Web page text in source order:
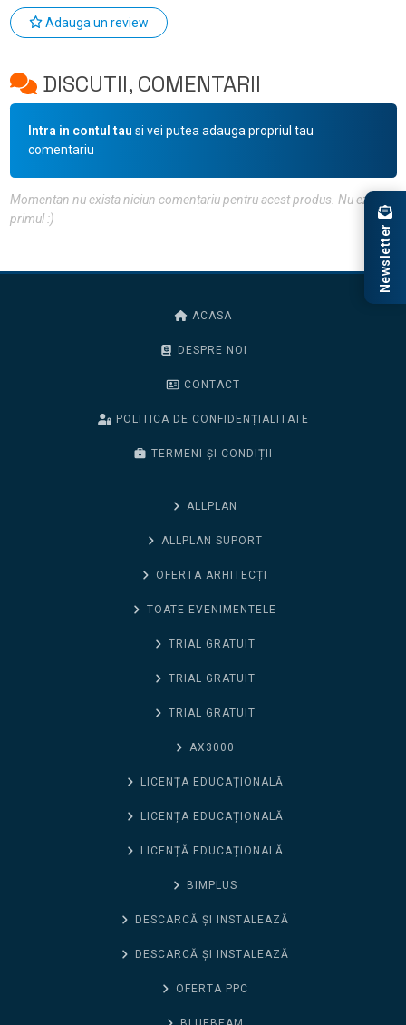
Adauga un review
DISCUTII, COMENTARII
Intra in contul tau si vei putea adauga propriul tau
comentariu
Momentan nu exista niciun comentariu pentru acest produs. Nu ezita, fii
primul :)
ACASA
DESPRE NOI
CONTACT
POLITICA DE CONFIDENȚIALITATE
TERMENI ȘI CONDIȚII
ALLPLAN
ALLPLAN SUPORT
OFERTA ARHITECȚI
TOATE EVENIMENTELE
TRIAL GRATUIT
TRIAL GRATUIT
TRIAL GRATUIT
AX3000
LICENȚA EDUCAȚIONALĂ
LICENȚA EDUCAȚIONALĂ
LICENȚĂ EDUCAȚIONALĂ
BIMPLUS
DESCARCĂ ȘI INSTALEAZĂ
DESCARCĂ ȘI INSTALEAZĂ
OFERTA PPC
Newsletter